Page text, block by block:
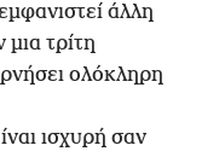
άλλη
τρίτη
ολόκληρη
ισχυρή σαν